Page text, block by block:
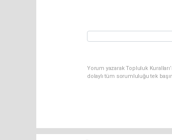
Yorum yazarak Topluluk
dolaylı tüm sorumluluğu tek